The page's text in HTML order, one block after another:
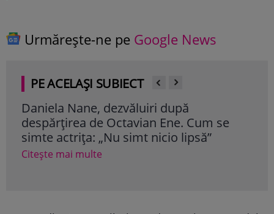
Urmărește-ne pe Google News
PE ACELAȘI SUBIECT
Daniela Nane, dezvăluiri după
despărțirea de Octavian Ene. Cum se
simte actrița: „Nu simt nicio lipsă”
Citește mai multe